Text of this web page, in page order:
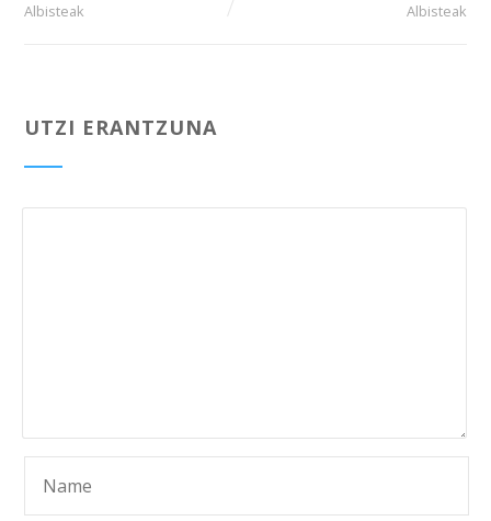
Albisteak Albisteak
UTZI ERANTZUNA